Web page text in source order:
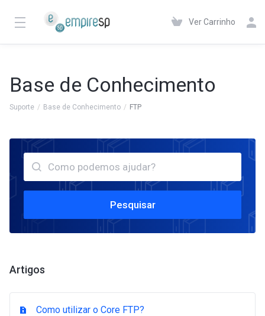
Ver Carrinho
Base de Conhecimento
Suporte Base de Conhecimento FTP
Pesquisar
Artigos
Como utilizar o Core FTP?